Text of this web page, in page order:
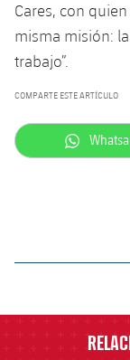
Fotos
Voleibol
PLUSICON
MÁS
Cares, con
misma misión:
trabajo”.
COMPARTE ESTE ARTÍCULO